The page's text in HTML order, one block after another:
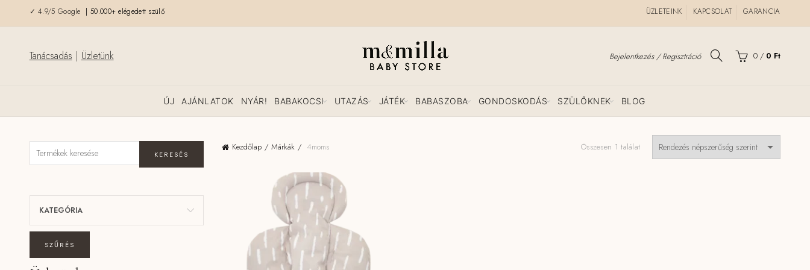
✓ 4.9/5 Google | 50.000+ elégedett szülő ÜZLETEINK KAPCSOLAT GARANCIA
Tanácsadás | Üzletünk Bejelentkezés / Regisztráció 0 / 0 Ft
ÚJ AJÁNLATOK NYÁR! BABAKOCSI UTAZÁS JÁTÉK BABASZOBA GONDOSKODÁS SZÜLŐKNEK BLOG
Kezdőlap Márkák 4moms Összesen 1 találat
KERESÉS
KATEGÓRIA
SZŰRÉS